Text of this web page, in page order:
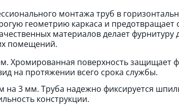
монтажа труб в
геометрию каркаса и
материалов делает фурнитуру
помещений.
Хромированная поверхность защищает
на протяжении всего срока службы.
3 мм. Труба надежно фиксируется
конструкции.